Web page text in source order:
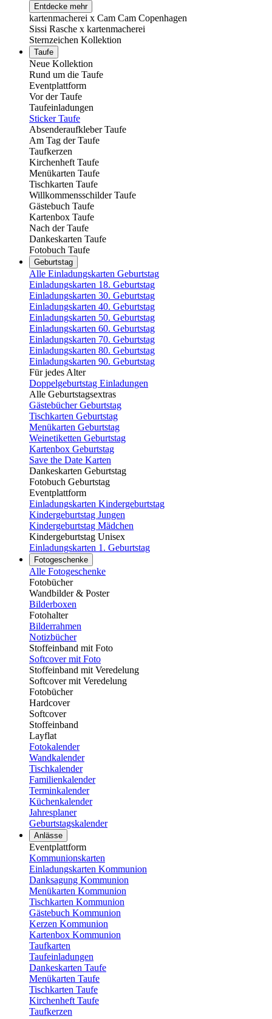
Entdecke mehr
kartenmacherei x Cam Cam Copenhagen
Sissi Rasche x kartenmacherei
Sternzeichen Kollektion
Taufe
Neue Kollektion
Rund um die Taufe
Eventplattform
Vor der Taufe
Taufeinladungen
Sticker Taufe
Absenderaufkleber Taufe
Am Tag der Taufe
Taufkerzen
Kirchenheft Taufe
Menükarten Taufe
Tischkarten Taufe
Willkommensschilder Taufe
Gästebuch Taufe
Kartenbox Taufe
Nach der Taufe
Dankeskarten Taufe
Fotobuch Taufe
Geburtstag
Alle Einladungskarten Geburtstag
Einladungskarten 18. Geburtstag
Einladungskarten 30. Geburtstag
Einladungskarten 40. Geburtstag
Einladungskarten 50. Geburtstag
Einladungskarten 60. Geburtstag
Einladungskarten 70. Geburtstag
Einladungskarten 80. Geburtstag
Einladungskarten 90. Geburtstag
Für jedes Alter
Doppelgeburtstag Einladungen
Alle Geburtstagsextras
Gästebücher Geburtstag
Tischkarten Geburtstag
Menükarten Geburtstag
Weinetiketten Geburtstag
Kartenbox Geburtstag
Save the Date Karten
Dankeskarten Geburtstag
Fotobuch Geburtstag
Eventplattform
Einladungskarten Kindergeburtstag
Kindergeburtstag Jungen
Kindergeburtstag Mädchen
Kindergeburtstag Unisex
Einladungskarten 1. Geburtstag
Fotogeschenke
Alle Fotogeschenke
Fotobücher
Wandbilder & Poster
Bilderboxen
Fotohalter
Bilderrahmen
Notizbücher
Stoffeinband mit Foto
Softcover mit Foto
Stoffeinband mit Veredelung
Softcover mit Veredelung
Fotobücher
Hardcover
Softcover
Stoffeinband
Layflat
Fotokalender
Wandkalender
Tischkalender
Familienkalender
Terminkalender
Küchenkalender
Jahresplaner
Geburtstagskalender
Anlässe
Eventplattform
Kommunionskarten
Einladungskarten Kommunion
Danksagung Kommunion
Menükarten Kommunion
Tischkarten Kommunion
Gästebuch Kommunion
Kerzen Kommunion
Kartenbox Kommunion
Taufkarten
Taufeinladungen
Dankeskarten Taufe
Menükarten Taufe
Tischkarten Taufe
Kirchenheft Taufe
Taufkerzen